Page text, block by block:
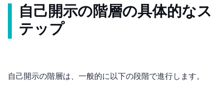
自己開示の階層の具体的なス
テップ
自己開示の階層は、一般的に以下の段階で進行します。